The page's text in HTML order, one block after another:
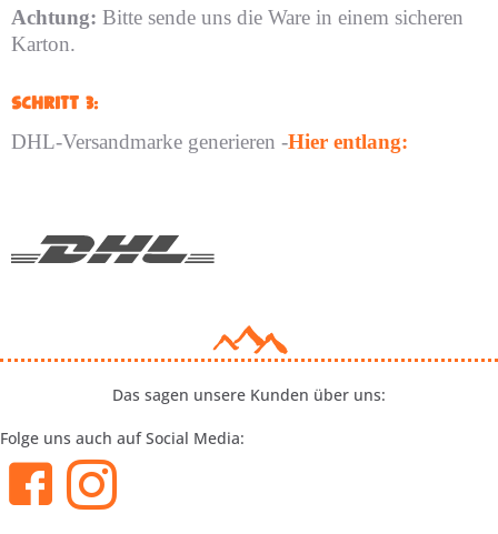
Achtung: Bitte sende uns die Ware in einem sicheren
Karton.
Schritt 3:
DHL-Versandmarke generieren -Hier entlang:
Das sagen unsere Kunden über uns:
Folge uns auch auf Social Media: